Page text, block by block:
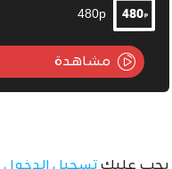
480p
مشاهدة
يجب عليك تسجيل الدخول